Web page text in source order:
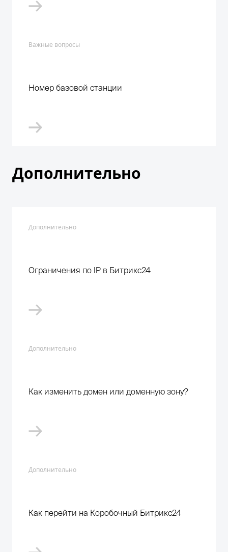
Важные вопросы
Номер базовой станции
Дополнительно
Дополнительно
Ограничения по IP в Битрикс24
Дополнительно
Как изменить домен или доменную зону?
Дополнительно
Как перейти на Коробочный Битрикс24